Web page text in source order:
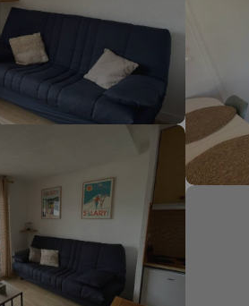
nenhum resultado que corresponda
Seeker perdeu o seu caminho.